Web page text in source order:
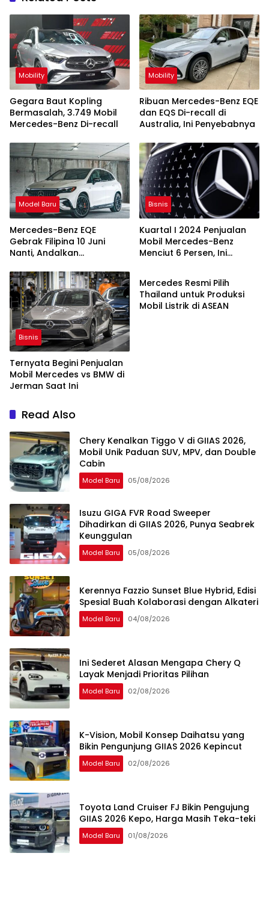
Mobility
Gegara Baut Kopling
Bermasalah, 3.749 Mobil
Mercedes-Benz Di-recall
Mobility
Ribuan Mercedes-Benz EQE
dan EQS Di-recall di
Australia, Ini Penyebabnya
Model Baru
Mercedes-Benz EQE
Gebrak Filipina 10 Juni
Nanti, Andalkan
Bisnis
Kuartal I 2024 Penjualan
Mobil Mercedes-Benz
Menciut 6 Persen, Ini
Bisnis
Ternyata Begini Penjualan
Mobil Mercedes vs BMW di
Jerman Saat Ini
Bisnis
Mercedes Resmi Pilih
Thailand untuk Produksi
Mobil Listrik di ASEAN
Read Also
Chery Kenalkan Tiggo V di GIIAS 2026,
Mobil Unik Paduan SUV, MPV, dan Double
Cabin
Model Baru 05/08/2026
Isuzu GIGA FVR Road Sweeper
Dihadirkan di GIIAS 2026, Punya Seabrek
Keunggulan
Model Baru 05/08/2026
Kerennya Fazzio Sunset Blue Hybrid, Edisi
Spesial Buah Kolaborasi dengan Alkateri
Model Baru 04/08/2026
Ini Sederet Alasan Mengapa Chery Q
Layak Menjadi Prioritas Pilihan
Model Baru 02/08/2026
K-Vision, Mobil Konsep Daihatsu yang
Bikin Pengunjung GIIAS 2026 Kepincut
Model Baru 02/08/2026
Toyota Land Cruiser FJ Bikin Pengujung
GIIAS 2026 Kepo, Harga Masih Teka-teki
Model Baru 01/08/2026